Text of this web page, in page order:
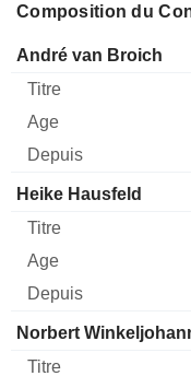
Composition du
Administrateur Titre
André van Broich
Heike Hausfeld
Norbert